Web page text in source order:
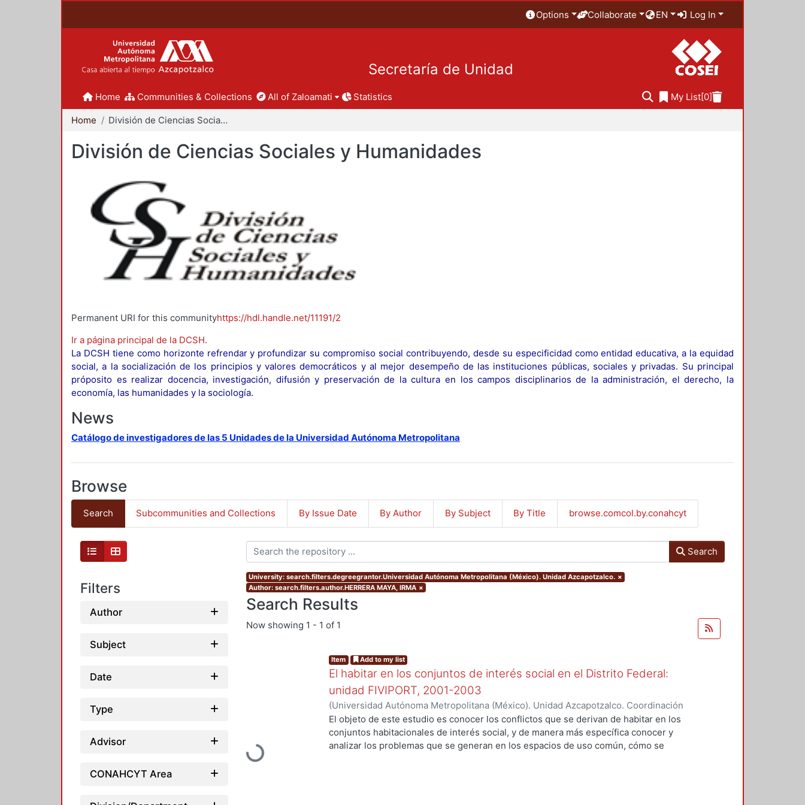
Options Collaborate EN Log In
Secretaría de Unidad
Home Communities & Collections All of Zaloamati Statistics My List[0]
Home División de Ciencias Sociales y Humanidades
División de Ciencias Sociales y Humanidades
Permanent URI for this communityhttps://hdl.handle.net/11191/2
Ir a página principal de la DCSH.
La DCSH tiene como horizonte refrendar y profundizar su compromiso social contribuyendo, desde su especificidad como entidad educativa, a la equidad
social, a la socialización de los principios y valores democráticos y al mejor desempeño de las instituciones públicas, sociales y privadas. Su principal
próposito es realizar docencia, investigación, difusión y preservación de la cultura en los campos disciplinarios de la administración, el derecho, la
economía, las humanidades y la sociología.
News
Catálogo de investigadores de las 5 Unidades de la Universidad Autónoma Metropolitana
Browse
Search Subcommunities and Collections By Issue Date By Author By Subject By Title browse.comcol.by.conahcyt
Filters
Author
Subject
Date
Type
Advisor
CONAHCYT Area
Search
University: search.filters.degreegrantor.Universidad Autónoma Metropolitana (México). Unidad Azcapotzalco. ×
Author: search.filters.author.HERRERA MAYA, IRMA ×
Search Results
Now showing 1 - 1 of 1
Loading...
Item Add to my list
El habitar en los conjuntos de interés social en el Distrito Federal:
unidad FIVIPORT, 2001-2003
(Universidad Autónoma Metropolitana (México). Unidad Azcapotzalco. Coordinación
de Servicios de Información.,2004-06-16)HERRERA MAYA, IRMA
El objeto de este estudio es conocer los conflictos que se derivan de habitar en los
conjuntos habitacionales de interés social, y de manera más específica conocer y
analizar los problemas que se generan en los espacios de uso común, cómo se